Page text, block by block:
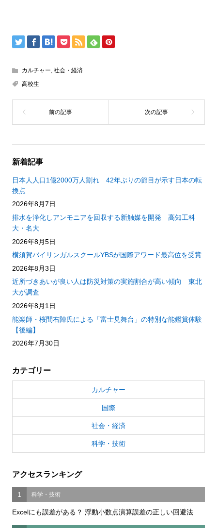
カルチャー 社会・経済
高校生
新着記事
日本人人口1億2000万人割れ 42年ぶりの節目が示す日本の転
換点
2026年8月7日
排水を浄化しアンモニアを回収する新触媒を開発 高知工科
大・名大
2026年8月5日
横須賀バイリンガルスクールYBSが国際アワード最高位を受賞
2026年8月3日
近所づきあいが良い人は防災対策の実施割合が高い傾向 東北
大が調査
2026年8月1日
能楽師・桜間右陣氏による「富士見舞台」の特別な能鑑賞体験
【後編】
2026年7月30日
カテゴリー
カルチャー
国際
社会・経済
科学・技術
アクセスランキング
1 科学・技術
Excelにも誤差がある？ 浮動小数点演算誤差の正しい回避法